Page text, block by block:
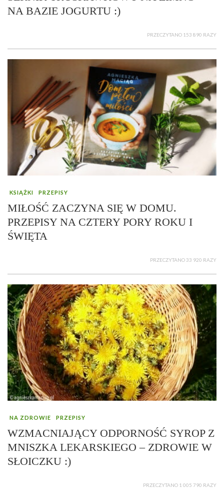
NA BAZIE JOGURTU :)
PRZECZYTANO 153 890 RAZY
KSIĄŻKI PRZEPISY
MIŁOŚĆ ZACZYNA SIĘ W DOMU.
PRZEPISY NA CZTERY PORY ROKU I
ŚWIĘTA
PRZECZYTANO 33 920 RAZY
NA ZDROWIE PRZEPISY
WZMACNIAJĄCY ODPORNOŚĆ SYROP Z
MNISZKA LEKARSKIEGO – ZDROWIE W
SŁOICZKU :)
PRZECZYTANO 1 005 790 RAZY